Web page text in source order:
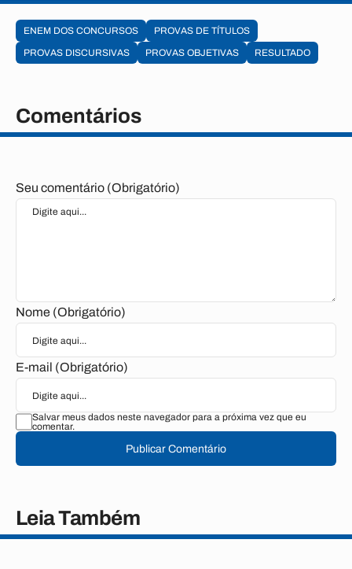
ENEM DOS CONCURSOS
PROVAS DE TÍTULOS
PROVAS DISCURSIVAS
PROVAS OBJETIVAS RESULTADO
Comentários
Seu comentário (Obrigatório)
Nome (Obrigatório)
E-mail (Obrigatório)
Salvar meus dados neste navegador para a próxima vez que eu
comentar.
Publicar Comentário
Leia Também